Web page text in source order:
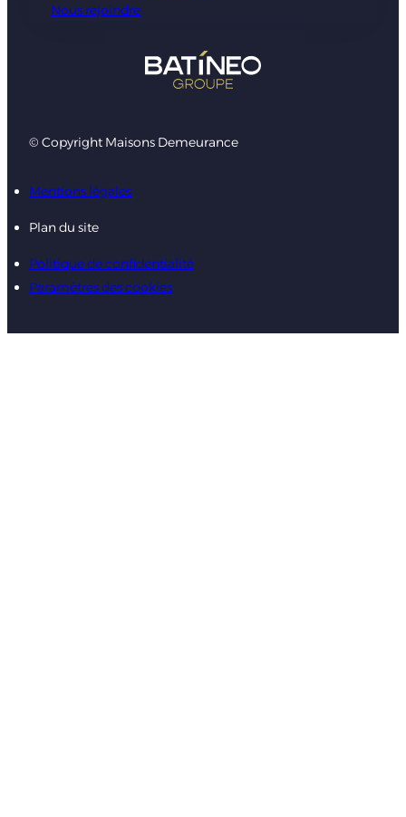
Nous rejoindre
© Copyright Maisons Demeurance
Mentions légales
Plan du site
Politique de confidentialité
Paramètres des cookies